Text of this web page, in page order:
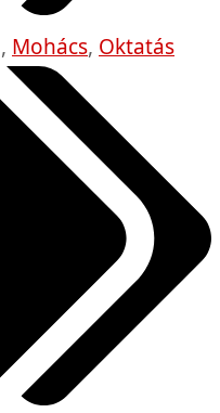
, Mohács, Oktatás